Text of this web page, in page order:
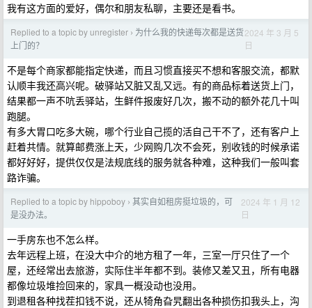
我有这方面的爱好，偶尔和朋友私聊，主要还是看书。
Replied to a topic by unregister › 为什么我的快递每次都是送货
上门的？
2024 年 3 月 5
日
不是每个商家都能指定快递，而且习惯直接买不想和客服交流，都默
认顺丰我还高兴呢。破驿站又脏又乱又远。有的商品标着送货上门，
结果都一声不吭丢驿站，生鲜件报废好几次，搬不动的额外花几十叫
跑腿。
有多大胃口吃多大碗，哪个行业自己揽的活自己干不了，还有客户上
赶着共情。就算邮费涨上天，少网购几次不会死，别收钱的时候承诺
都好好好，提供仅仅是法规底线的服务就各种难，这种我们一般叫套
路诈骗。
Replied to a topic by hippoboy › 其实自如租房挺垃圾的，可
是没办法。
2024 年 1 月 12
日
一手房东也不怎么样。
去年远程上班，在没大中介的地方租了一年，三室一厅只住了一个
屋，还经常出去旅游，实际住半年都不到。装修又差又丑，所有电器
都像垃圾堆捡回来的，家具一概没动也没用。
到退租各种找茬扣钱不说，还从犄角旮旯翻出各种损伤扣我头上，沟